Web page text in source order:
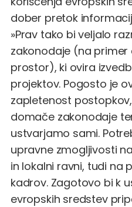
dober pretok
»Prav tako bi veljalo
zakonodaje (na primer
prostor), ki ovira
projektov. Pogosto je
zapletenost
domače zakonodaje
ustvarjamo sami.
upravne zmogljivosti
in lokalni ravni, tudi na
kadrov. Zagotovo bi k
evropskih sredstev